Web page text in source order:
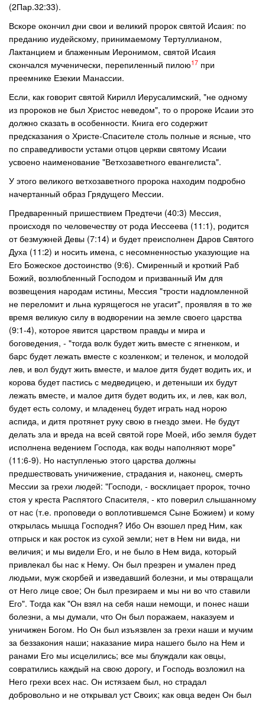
(2Пар.32:33).
Вскоре окончил дни свои и великий пророк святой Исаия: по
преданию иудейскому, принимаемому Тертуллианом,
Лактанцием и блаженным Иеронимом, святой Исаия
скончался мученически, перепиленный пилою17 при
преемнике Езекии Манассии.
Если, как говорит святой Кирилл Иерусалимский, "не одному
из пророков не был Христос неведом", то о пророке Исаии это
должно сказать в особенности. Книга его содержит
предсказания о Христе-Спасителе столь полные и ясные, что
по справедливости устами отцов церкви святому Исаии
усвоено наименование "Ветхозаветного евангелиста".
У этого великого ветхозаветного пророка находим подробно
начертанный образ Грядущего Мессии.
Предваренный пришествием Предтечи (40:3) Мессия,
происходя по человечеству от рода Иессеева (11:1), родится
от безмужней Девы (7:14) и будет преисполнен Даров Святого
Духа (11:2) и носить имена, с несомненностью указующие на
Его Божеское достоинство (9:6). Смиренный и кроткий Раб
Божий, возлюбленный Господом и призванный Им для
возвещения народам истины, Мессия "трости надломленной
не переломит и льна курящегося не угасит", проявляя в то же
время великую силу в водворении на земле своего царства
(9:1-4), которое явится царством правды и мира и
боговедения, - "тогда волк будет жить вместе с ягненком, и
барс будет лежать вместе с козленком; и теленок, и молодой
лев, и вол будут жить вместе, и малое дитя будет водить их, и
корова будет пастись с медведицею, и детеныши их будут
лежать вместе, и малое дитя будет водить их, и лев, как вол,
будет есть солому, и младенец будет играть над норою
аспида, и дитя протянет руку свою в гнездо змеи. Не будут
делать зла и вреда на всей святой горе Моей, ибо земля будет
исполнена ведением Господа, как воды наполняют море"
(11:6-9). Но наступленью этого царства должны
предшествовать уничижение, страдания и, наконец, смерть
Мессии за грехи людей: "Господи, - восклицает пророк, точно
стоя у креста Распятого Спасителя, - кто поверил слышанному
от нас (т.е. проповеди о воплотившемся Сыне Божием) и кому
открылась мышца Господня? Ибо Он взошел пред Ним, как
отпрыск и как росток из сухой земли; нет в Нем ни вида, ни
величия; и мы видели Его, и не было в Нем вида, который
привлекал бы нас к Нему. Он был презрен и умален пред
людьми, муж скорбей и изведавший болезни, и мы отвращали
от Него лице свое; Он был презираем и мы ни во что ставили
Его". Тогда как "Он взял на себя наши немощи, и понес наши
болезни, а мы думали, что Он был поражаем, наказуем и
уничижен Богом. Но Он был изъязвлен за грехи наши и мучим
за беззакония наши; наказание мира нашего было на Нем и
ранами Его мы исцелились; все мы блуждали как овцы,
совратились каждый на свою дорогу, и Господь возложил на
Него грехи всех нас. Он истязаем был, но страдал
добровольно и не открывал уст Своих; как овца веден Он был